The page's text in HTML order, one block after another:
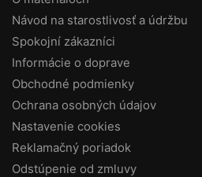
Návod na starostlivosť a údržbu
Spokojní zákazníci
Informácie o doprave
Obchodné podmienky
Ochrana osobných údajov
Nastavenie cookies
Reklamačný poriadok
Odstúpenie od zmluvy